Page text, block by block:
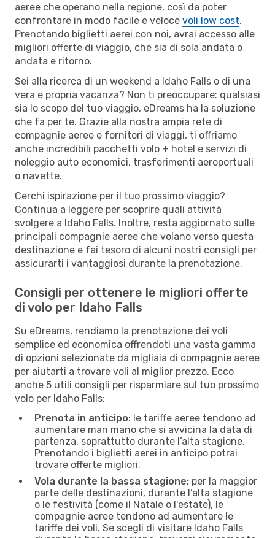
aeree che operano nella regione, così da poter
confrontare in modo facile e veloce voli low cost.
Prenotando biglietti aerei con noi, avrai accesso alle
migliori offerte di viaggio, che sia di sola andata o
andata e ritorno.
Sei alla ricerca di un weekend a Idaho Falls o di una
vera e propria vacanza? Non ti preoccupare: qualsiasi
sia lo scopo del tuo viaggio, eDreams ha la soluzione
che fa per te. Grazie alla nostra ampia rete di
compagnie aeree e fornitori di viaggi, ti offriamo
anche incredibili pacchetti volo + hotel e servizi di
noleggio auto economici, trasferimenti aeroportuali
o navette.
Cerchi ispirazione per il tuo prossimo viaggio?
Continua a leggere per scoprire quali attività
svolgere a Idaho Falls. Inoltre, resta aggiornato sulle
principali compagnie aeree che volano verso questa
destinazione e fai tesoro di alcuni nostri consigli per
assicurarti i vantaggiosi durante la prenotazione.
Consigli per ottenere le migliori offerte
di volo per Idaho Falls
Su eDreams, rendiamo la prenotazione dei voli
semplice ed economica offrendoti una vasta gamma
di opzioni selezionate da migliaia di compagnie aeree
per aiutarti a trovare voli al miglior prezzo. Ecco
anche 5 utili consigli per risparmiare sul tuo prossimo
volo per Idaho Falls:
Prenota in anticipo: le tariffe aeree tendono ad
aumentare man mano che si avvicina la data di
partenza, soprattutto durante l’alta stagione.
Prenotando i biglietti aerei in anticipo potrai
trovare offerte migliori.
Vola durante la bassa stagione: per la maggior
parte delle destinazioni, durante l’alta stagione
o le festività (come il Natale o l'estate), le
compagnie aeree tendono ad aumentare le
tariffe dei voli. Se scegli di visitare Idaho Falls